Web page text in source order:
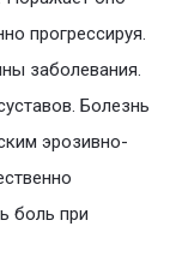
прогрессируя.
заболевания.
Болезнь
эрозивно-
боль при